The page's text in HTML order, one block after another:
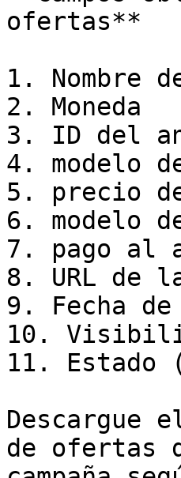
ofertas**
1. Nombre
2. Moneda
3. ID del
4. modelo
5. precio
6. modelo
7. pago al
8. URL de
9. Fecha
10.
11.
Descargue
de ofertas